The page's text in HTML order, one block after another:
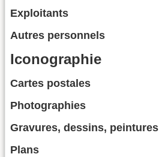
Exploitants
Autres personnels
Iconographie
Cartes postales
Photographies
Gravures, dessins, peintures
Plans